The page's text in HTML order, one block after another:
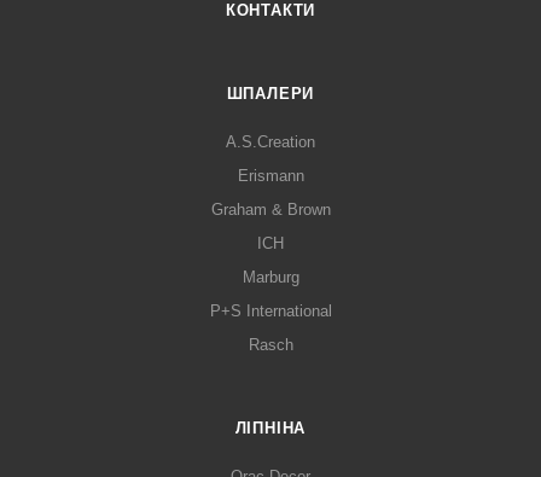
КОНТАКТИ
ШПАЛЕРИ
A.S.Creation
Erismann
Graham & Brown
ICH
Marburg
P+S International
Rasch
ЛІПНІНА